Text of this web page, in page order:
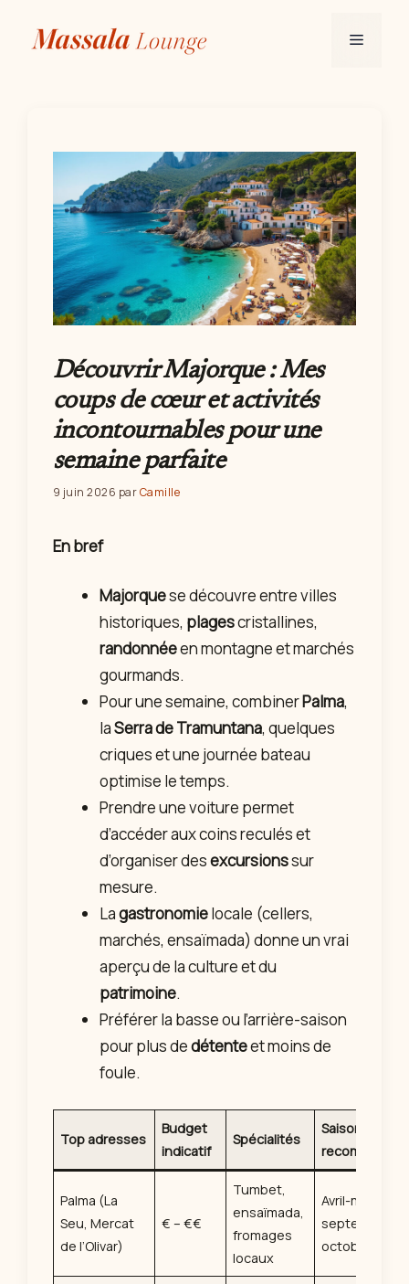
contenu
Menu
Découvrir Majorque : Mes
coups de cœur et activités
incontournables pour une
semaine parfaite
9 juin 2026 parCamille
En bref
Majorquese découvre entre villes
historiques, plagescristallines,
randonnéeen montagne et marchés
gourmands.
Pour une semaine, combinerPalma,
laSerra de Tramuntana, quelques
criques et une journée bateau
optimise le temps.
Prendre une voiture permet
d’accéder aux coins reculés et
d’organiser desexcursionssur
mesure.
Lagastronomielocale (cellers,
marchés, ensaïmada) donne un vrai
aperçu de la culture et du
patrimoine.
Préférer la basse ou l’arrière-saison
pour plus dedétenteet moins de
foule.
Top adresses
Budget
indicatif
Spécialités
Saison
Palma (La
Seu, Mercat
de l’Olivar)
€ – €€
Tumbet,
ensaïmada,
fromages
locaux
Avril-mai,
septembre-
octobre